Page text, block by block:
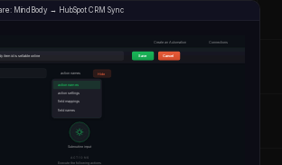
MindBody → HubSpot CRM Sync